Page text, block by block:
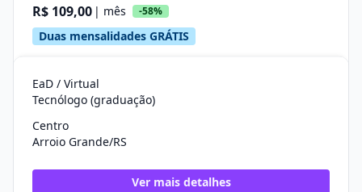
R$ 109,00 | mês -58%
Duas mensalidades GRÁTIS
EaD / Virtual
Tecnólogo (graduação)
Centro
Arroio Grande/RS
Ver mais detalhes